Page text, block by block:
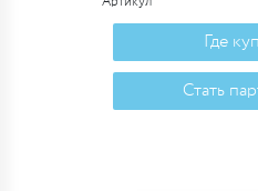
Где
Стать